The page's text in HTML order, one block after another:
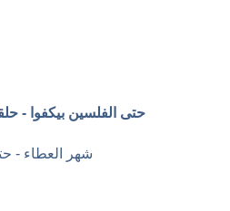
حتى الفلسين بيكفوا - حلقة 7 مارس (العراق فى
شهر العطاء -